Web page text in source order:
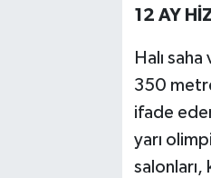
12 AY
Halı
350
ifade
yarı